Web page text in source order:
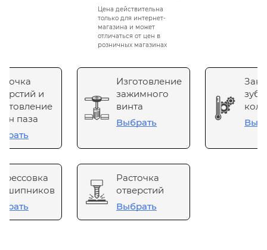
Цена действительна
только для интернет-
магазина и может
отличаться от цен в
розничных магазинах
и
паза
Изготовление
зажимного
винта
Выбрать
Расточка
отверстий
Выбрать